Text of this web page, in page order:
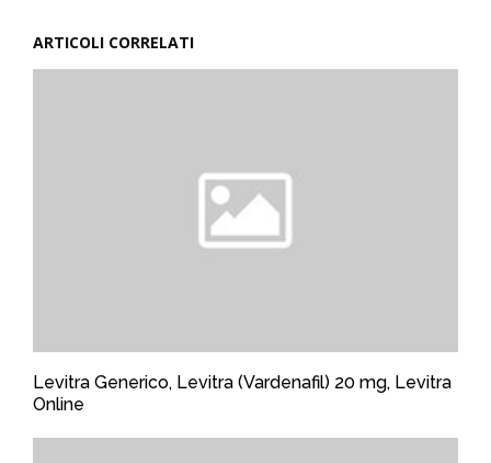
ARTICOLI CORRELATI
Levitra Generico, Levitra (Vardenafil) 20 mg, Levitra
Online